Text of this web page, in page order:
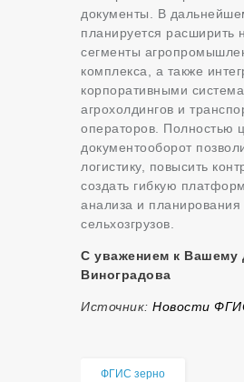
документы. В
планируется расширить
сегменты
комплекса, а также
корпоративными
агрохолдингов и
операторов. Полностью
документооборот
логистику, повысить
создать гибкую
анализа и планирования
сельхозгрузов.
С уважением к Вашему
Виноградова
Источник: Новости
ФГИС зерно